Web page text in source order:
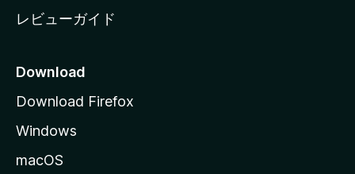
レビューガイド
Download
Download Firefox
Windows
macOS